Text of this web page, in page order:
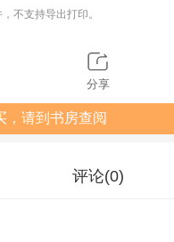
不支持导出打印。
分享
，请到书房查阅
评论(0)